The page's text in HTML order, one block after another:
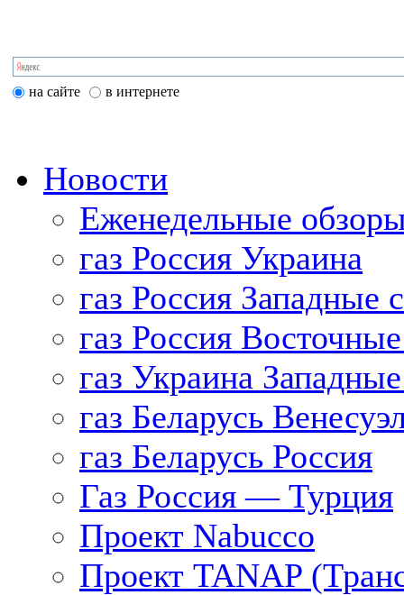
на сайте в интернете
Новости
Еженедельные
газ Россия Украина
газ Россия Западные
газ Россия
газ Украина
газ Беларусь
газ Беларусь Россия
Газ Россия — Турция
Проект Nabucco
Проект TANAP